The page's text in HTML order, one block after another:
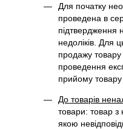
Для початку
проведена в
підтвердження
недоліків. Для
продажу
проведення
прийому товару
До товарів
товари: товар з
якою